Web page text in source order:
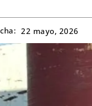
22 mayo, 2026